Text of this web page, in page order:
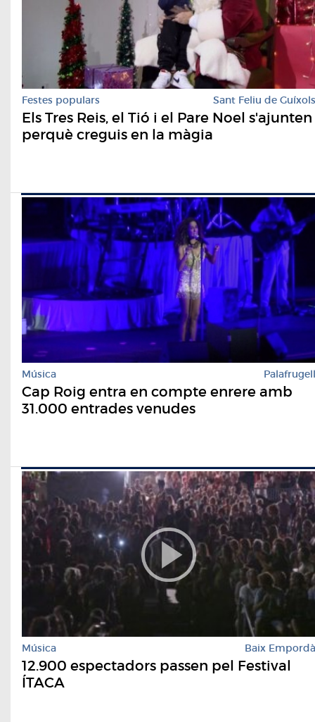
Festes populars Sant Feliu de Guíxols
Els Tres Reis, el Tió i el Pare Noel s'ajunten
perquè creguis en la màgia
Música Palafrugell
Cap Roig entra en compte enrere amb
31.000 entrades venudes
Música Baix Empordà
12.900 espectadors passen pel Festival
ÍTACA